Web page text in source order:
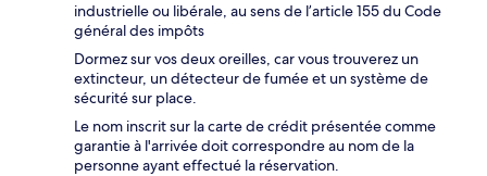
industrielle ou libérale, au sens de l’article 155 du Code
général des impôts
Dormez sur vos deux oreilles, car vous trouverez un
extincteur, un détecteur de fumée et un système de
sécurité sur place.
Le nom inscrit sur la carte de crédit présentée comme
garantie à l'arrivée doit correspondre au nom de la
personne ayant effectué la réservation.